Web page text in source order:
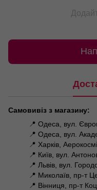
Самовивіз з магазину:
📍 Одеса, вул.
📍 Одеса, вул.
📍 Харків,
📍 Київ, вул.
📍 Львів, вул.
📍 Миколаїв, пр-т
📍 Вінниця, пр-т